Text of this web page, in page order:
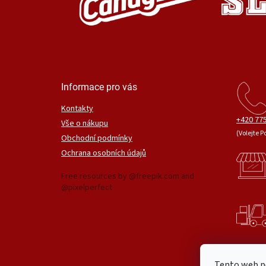
Informace pro vás
Kontakty
Vše o nákupu
Obchodní podmínky
Ochrana osobních údajů
Free resources by @freepik.com and
@pixelperfect
+420
(Volejte